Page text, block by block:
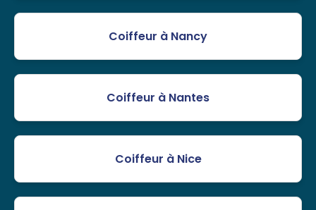
Coiffeur à Nancy
Coiffeur à Nantes
Coiffeur à Nice